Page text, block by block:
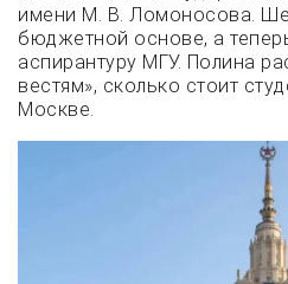
имени М. В. Ломоносова.
бюджетной основе, а
аспирантуру МГУ. Полина
вестям», сколько стоит
Москве.